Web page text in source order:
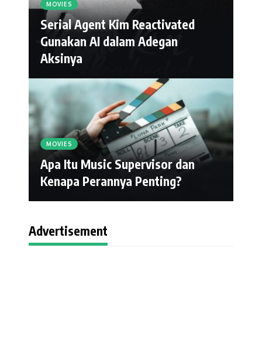
MOVIES
Serial Agent Kim Reactivated
Gunakan AI dalam Adegan
Aksinya
MOVIES
Apa Itu Music Supervisor dan
Kenapa Perannya Penting?
Advertisement